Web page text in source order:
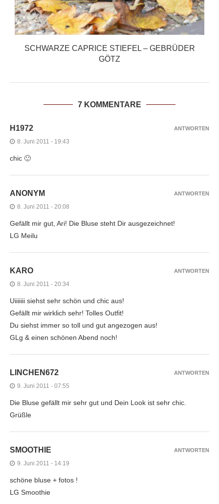
SCHWARZE CAPRICE STIEFEL – GEBRÜDER
GÖTZ
7 KOMMENTARE
H1972
8. Juni 2011 - 19:43
chic 🙂
ANTWORTEN
ANONYM
8. Juni 2011 - 20:08
Gefällt mir gut, Ari! Die Bluse steht Dir ausgezeichnet!
LG Meilu
ANTWORTEN
KARO
8. Juni 2011 - 20:34
Uiiiiiii siehst sehr schön und chic aus!
Gefällt mir wirklich sehr! Tolles Outfit!
Du siehst immer so toll und gut angezogen aus!
GLg & einen schönen Abend noch!
ANTWORTEN
LINCHEN672
9. Juni 2011 - 07:55
Die Bluse gefällt mir sehr gut und Dein Look ist sehr chic.
Grüßle
ANTWORTEN
SMOOTHIE
9. Juni 2011 - 14:19
schöne bluse + fotos !
LG Smoothie
ANTWORTEN